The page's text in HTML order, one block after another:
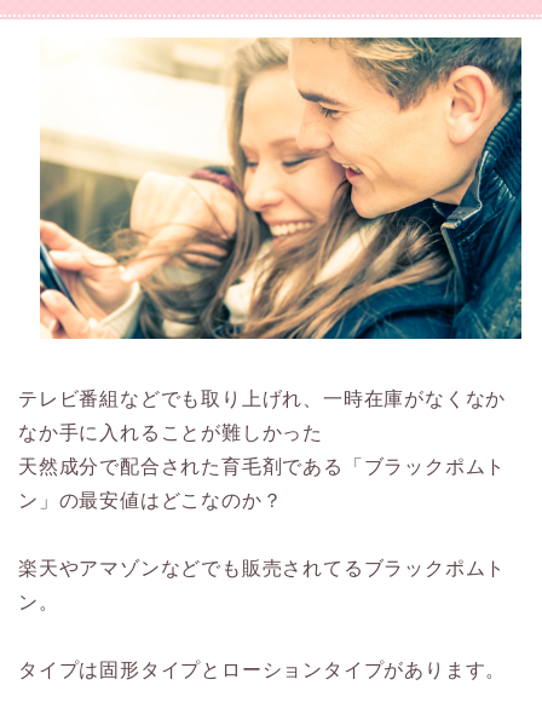
テレビ番組などでも取り上げれ、一時在庫がなくなか
なか手に入れることが難しかった
天然成分で配合された育毛剤である「ブラックポムト
ン」の最安値はどこなのか？
楽天やアマゾンなどでも販売されてるブラックポムト
ン。
タイプは固形タイプとローションタイプがあります。